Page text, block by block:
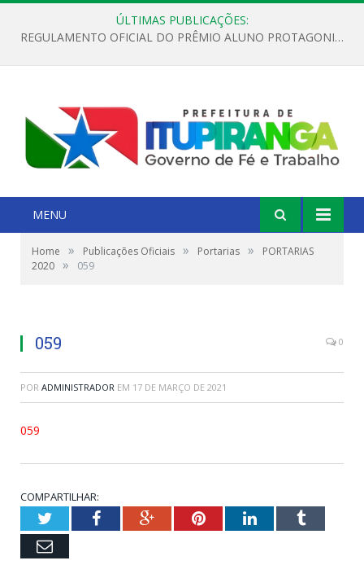
ÚLTIMAS PUBLICAÇÕES:
REGULAMENTO OFICIAL DO PRÊMIO ALUNO PROTAGONISTA – EDIÇÃO 2026
MENU
Home » Publicações Oficiais » Portarias »
PORTARIAS
2020 » 059
059 0
POR ADMINISTRADOR EM 17 DE MARÇO DE 2021
059
COMPARTILHAR:
TwitterFacebookGoogle+PinterestLinkedInTumblr
Email